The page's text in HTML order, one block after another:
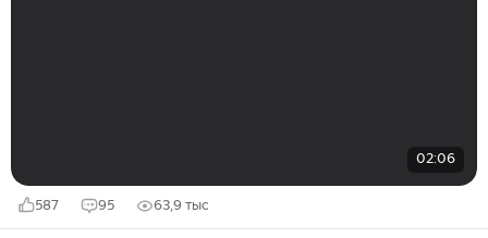
02:06
587 95 63,9 тыс